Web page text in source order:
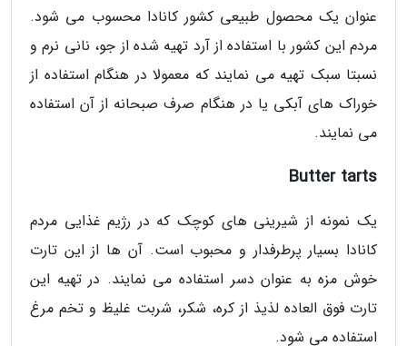
عنوان یک محصول طبیعی کشور کانادا محسوب می شود.
مردم این کشور با استفاده از آرد تهیه شده از جو، نانی نرم و
نسبتا سبک تهیه می نمایند که معمولا در هنگام استفاده از
خوراک های آبکی یا در هنگام صرف صبحانه از آن استفاده
می نمایند.
Butter tarts
یک نمونه از شیرینی های کوچک که در رژیم غذایی مردم
کانادا بسیار پرطرفدار و محبوب است. آن ها از این تارت
خوش مزه به عنوان دسر استفاده می نمایند. در تهیه این
تارت فوق العاده لذیذ از کره، شکر، شربت غلیظ و تخم مرغ
استفاده می شود.